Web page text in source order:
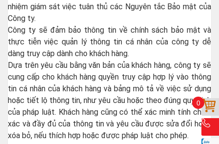
0
nhiệm giám sát việc tuân thủ các Nguyên tắc Bảo mật của
Công ty.
Công ty sẽ đảm bảo thông tin về chính sách bảo mật và
thực tiễn việc quản lý thông tin cá nhân của công ty dễ
dàng truy cập dành cho khách hàng.
Dựa trên yêu cầu bằng văn bản của khách hàng, công ty sẽ
cung cấp cho khách hàng quyền truy cập hợp lý vào thông
tin cá nhân của khách hàng và bảng mô tả về việc sử dụng
hoặc tiết lộ thông tin, như yêu cầu hoặc theo đúng quy định
của pháp luật. Khách hàng cũng có thể xác minh tính chính
xác và đầy đủ của thông tin và yêu cầu được sửa đổi hoặc
xóa bỏ, nếu thích hợp hoặc được pháp luật cho phép.